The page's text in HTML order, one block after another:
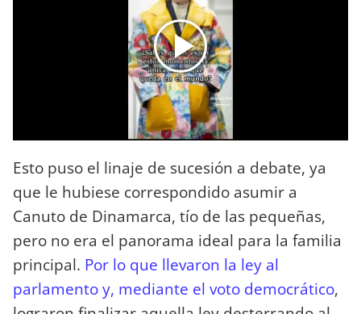
Esto puso el linaje de sucesión a debate, ya
que le hubiese correspondido asumir a
Canuto de Dinamarca, tío de las pequeñas,
pero no era el panorama ideal para la familia
principal. Por lo que llevaron la ley al
parlamento y, mediante el voto democrático,